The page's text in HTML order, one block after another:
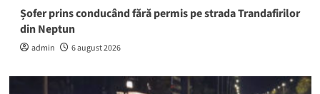
Șofer prins conducând fără permis pe strada Trandafirilor
din Neptun
admin 6 august 2026